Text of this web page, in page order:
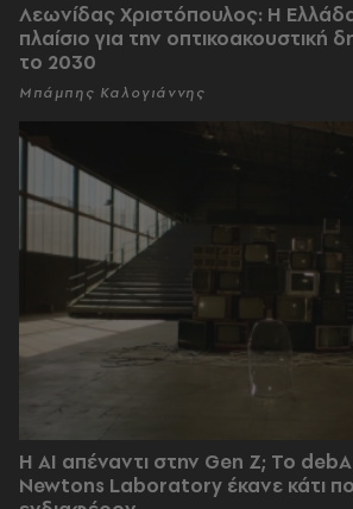
Λεωνίδας Χριστόπουλος: Η
πλαίσιο για την οπτικοακουστική
το 2030
Μπάμπης Καλογιάννης
Η AI απέναντι στην Gen Z; Το
Newtons Laboratory έκανε κάτι